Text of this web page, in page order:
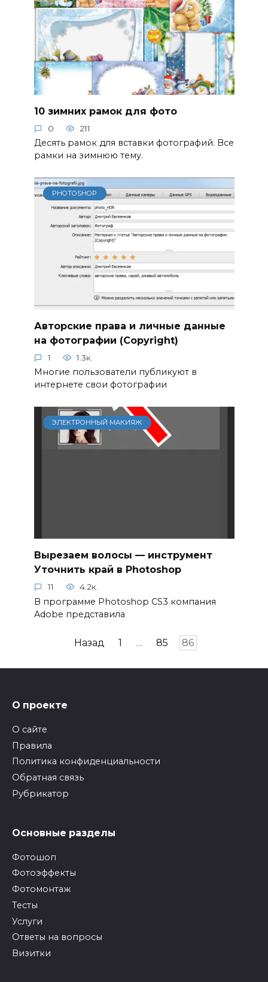
10 зимних рамок для фото
0 211
Десять рамок для вставки фотографий. Все
рамки на зимнюю тему.
PHOTOSHOP
Авторские права и личные данные
на фотографии (Copyright)
1 1.3к.
Многие пользователи публикуют в
интернете свои фотографии
ЭЛЕКТРОННЫЙ МАКИЯЖ
Вырезаем волосы — инструмент
Уточнить край в Photoshop
11 4.2к.
В программе Photoshop CS3 компания
Adobe представила
Назад 1 … 85 86
О проекте
О сайте
Правила
Политика конфиденциальности
Обратная связь
Рубрикатор
Основные разделы
Фотошоп
Фотоэффекты
Фотомонтаж
Тесты
Услуги
Ответы на вопросы
Визитки